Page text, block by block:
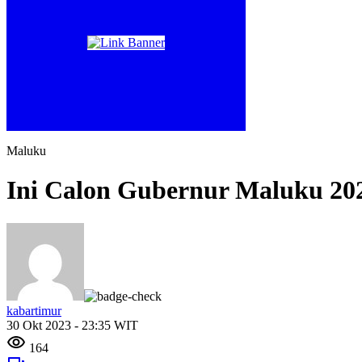
Maluku
Ini Calon Gubernur Maluku
kabartimur
30 Okt 2023 - 23:35 WIT
164